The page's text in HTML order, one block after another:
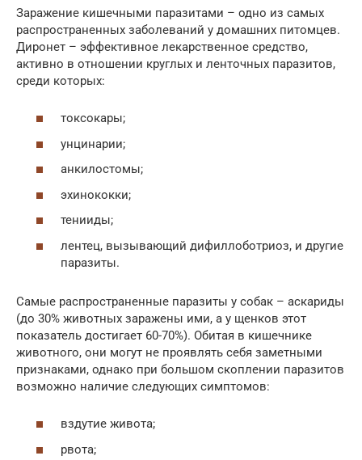
Заражение кишечными паразитами – одно из самых
распространенных заболеваний у домашних питомцев.
Диронет – эффективное лекарственное средство,
активно в отношении круглых и ленточных паразитов,
среди которых:
токсокары;
унцинарии;
анкилостомы;
эхинококки;
тенииды;
лентец, вызывающий дифиллоботриоз, и другие
паразиты.
Самые распространенные паразиты у собак – аскариды
(до 30% животных заражены ими, а у щенков этот
показатель достигает 60-70%). Обитая в кишечнике
животного, они могут не проявлять себя заметными
признаками, однако при большом скоплении паразитов
возможно наличие следующих симптомов:
вздутие живота;
рвота;